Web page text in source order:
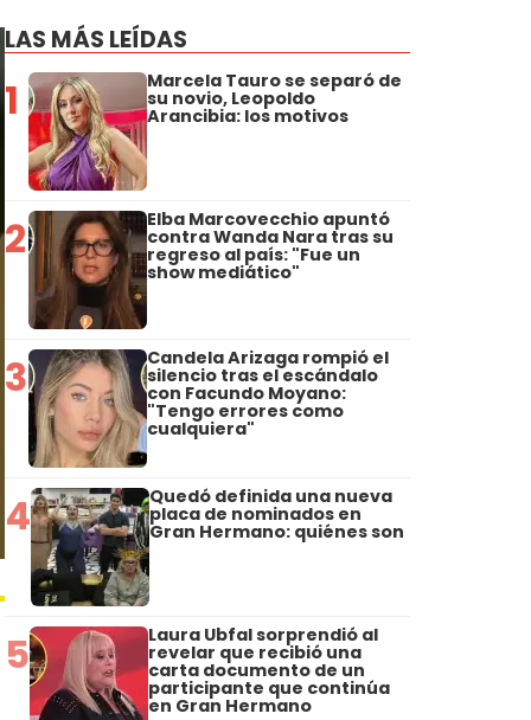
LAS MÁS LEÍDAS
1 Marcela Tauro se separó de
su novio, Leopoldo
Arancibia: los motivos
2 Elba Marcovecchio apuntó
contra Wanda Nara tras su
regreso al país: "Fue un
show mediático"
3 Candela Arizaga rompió el
silencio tras el escándalo
con Facundo Moyano:
"Tengo errores como
cualquiera"
4 Quedó definida una nueva
placa de nominados en
Gran Hermano: quiénes son
5 Laura Ubfal sorprendió al
revelar que recibió una
carta documento de un
participante que continúa
en Gran Hermano